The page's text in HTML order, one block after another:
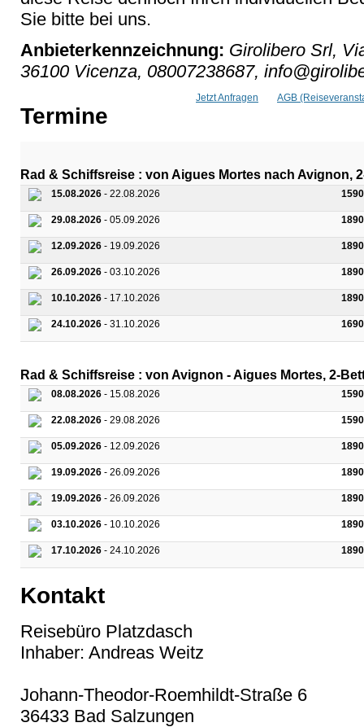
Sie bitte bei uns.
Anbieterkennzeichnung: Girolibero Srl,
36100 Vicenza, 08007238687,
Jetzt Anfragen AGB
Termine
Rad & Schiffsreise : von Aigues Mortes nach Avignon,
15.08.2026 - 22.08.2026
29.08.2026 - 05.09.2026
12.09.2026 - 19.09.2026
26.09.2026 - 03.10.2026
10.10.2026 - 17.10.2026
24.10.2026 - 31.10.2026
Rad & Schiffsreise : von Avignon - Aigues Mortes, 2-
08.08.2026 - 15.08.2026
22.08.2026 - 29.08.2026
05.09.2026 - 12.09.2026
19.09.2026 - 26.09.2026
19.09.2026 - 26.09.2026
03.10.2026 - 10.10.2026
17.10.2026 - 24.10.2026
Kontakt
Reisebüro Platzdasch
Inhaber: Andreas Weitz
Johann-Theodor-Roemhildt-Straße 6
36433 Bad Salzungen